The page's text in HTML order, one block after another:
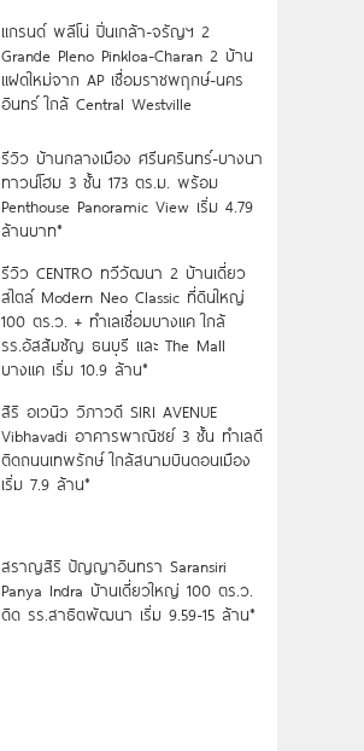
แกรนด์ พลีโน่ ปิ่นเกล้า-จรัญฯ 2
Grande Pleno Pinkloa-Charan 2 บ้าน
แฝดใหม่จาก AP เชื่อมราชพฤกษ์-นคร
อินทร์ ใกล้ Central Westville
รีวิว บ้านกลางเมือง ศรีนครินทร์-บางนา
ทาวน์โฮม 3 ชั้น 173 ตร.ม. พร้อม
Penthouse Panoramic View เริ่ม 4.79
ล้านบาท*
รีวิว CENTRO ทวีวัฒนา 2 บ้านเดี่ยว
สไตล์ Modern Neo Classic ที่ดินใหญ่
100 ตร.ว. + ทำเลเชื่อมบางแค ใกล้
รร.อัสสัมชัญ ธนบุรี และ The Mall
บางแค เริ่ม 10.9 ล้าน*
สิริ อเวนิว วิภาวดี SIRI AVENUE
Vibhavadi อาคารพาณิชย์ 3 ชั้น ทำเลดี
ติดถนนเทพรักษ์ ใกล้สนามบินดอนเมือง
เริ่ม 7.9 ล้าน*
สราญสิริ ปัญญาอินทรา Saransiri
Panya Indra บ้านเดี่ยวใหญ่ 100 ตร.ว.
ดิด รร.สาธิตพัฒนา เริ่ม 9.59-15 ล้าน*